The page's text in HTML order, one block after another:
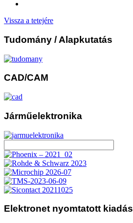
Vissza a tetejére
Tudomány / Alapkutatás
CAD/CAM
Járműelektronika
Elektronet nyomtatott kiadás